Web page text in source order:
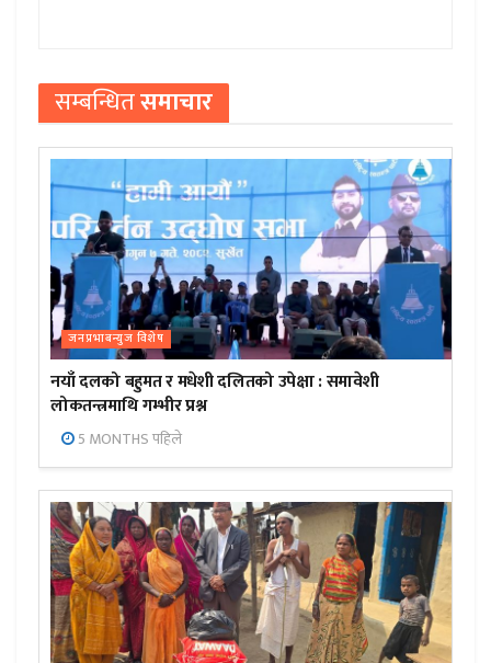
सम्बन्धितसमाचार
जनप्रभाबन्युज विशेष
नयाँ दलको बहुमत र मधेशी दलितको उपेक्षा : समावेशी
लोकतन्त्रमाथि गम्भीर प्रश्न
5 MONTHS पहिले